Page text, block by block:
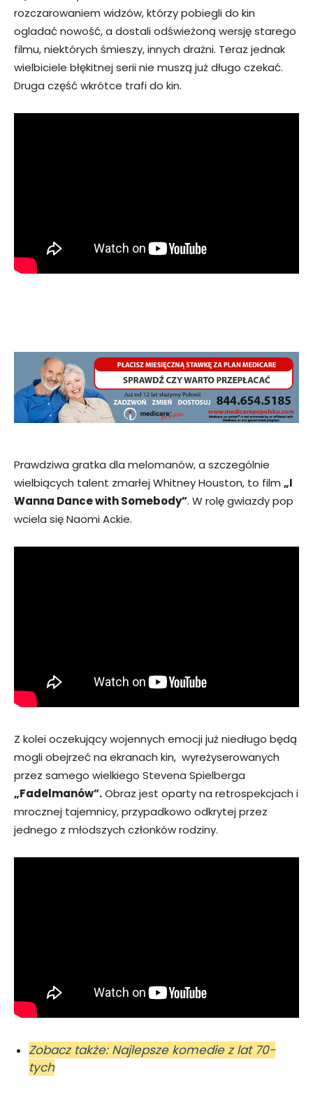
rozczarowaniem widzów, którzy pobiegli do kin
ogladać nowość, a dostali odświeżoną wersję starego
filmu, niektórych śmieszy, innych drażni. Teraz jednak
wielbiciele błękitnej serii nie muszą już długo czekać.
Druga część wkrótce trafi do kin.
Prawdziwa gratka dla melomanów, a szczególnie
wielbiących talent zmarłej Whitney Houston, to film „I
Wanna Dance with Somebody”. W rolę gwiazdy pop
wciela się Naomi Ackie.
Z kolei oczekujący wojennych emocji już niedługo będą
mogli obejrzeć na ekranach kin, wyreżyserowanych
przez samego wielkiego Stevena Spielberga
„Fadelmanów”.Obraz jest oparty na retrospekcjach i
mrocznej tajemnicy, przypadkowo odkrytej przez
jednego z młodszych członków rodziny.
Zobacz także: Najlepsze komedie z lat 70-
tych